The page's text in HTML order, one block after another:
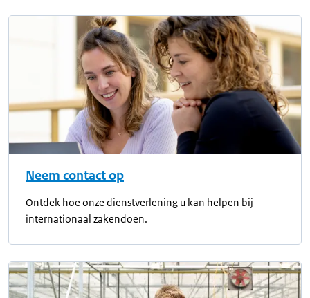
Neem contact op
Ontdek hoe onze dienstverlening u kan helpen bij
internationaal zakendoen.